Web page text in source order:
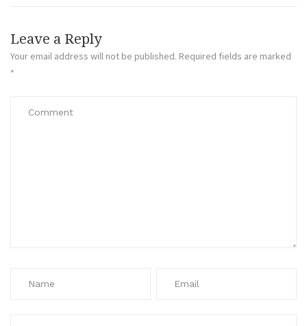
Leave a Reply
Your email address will not be published. Required fields are marked
*